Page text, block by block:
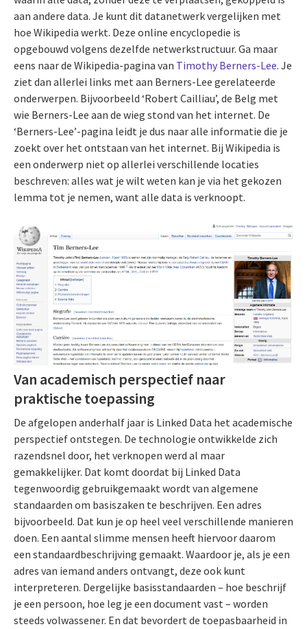
aan andere data. Je kunt dit datanetwerk vergelijken met
hoe Wikipedia werkt. Deze online encyclopedie is
opgebouwd volgens dezelfde netwerkstructuur. Ga maar
eens naar de Wikipedia-pagina van Timothy Berners-Lee. Je
ziet dan allerlei links met aan Berners-Lee gerelateerde
onderwerpen. Bijvoorbeeld ‘Robert Cailliau’, de Belg met
wie Berners-Lee aan de wieg stond van het internet. De
‘Berners-Lee’-pagina leidt je dus naar alle informatie die je
zoekt over het ontstaan van het internet. Bij Wikipedia is
een onderwerp niet op allerlei verschillende locaties
beschreven: alles wat je wilt weten kan je via het gekozen
lemma tot je nemen, want alle data is verknoopt.
Van academisch perspectief naar
praktische toepassing
De afgelopen anderhalf jaar is Linked Data het academische
perspectief ontstegen. De technologie ontwikkelde zich
razendsnel door, het verknopen werd al maar
gemakkelijker. Dat komt doordat bij Linked Data
tegenwoordig gebruikgemaakt wordt van algemene
standaarden om basiszaken te beschrijven. Een adres
bijvoorbeeld. Dat kun je op heel veel verschillende manieren
doen. Een aantal slimme mensen heeft hiervoor daarom
een standaardbeschrijving gemaakt. Waardoor je, als je een
adres van iemand anders ontvangt, deze ook kunt
interpreteren. Dergelijke basisstandaarden – hoe beschrijf
je een persoon, hoe leg je een document vast – worden
steeds volwassener. En dat bevordert de toepasbaarheid in